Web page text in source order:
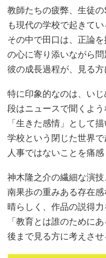
教師たちの疲弊、生徒
も現代の学校で起きてい
その中で田口は、正論
の心に寄り添いながら問
彼の成長過程が、見る方
特に印象的なのは、い
段はニュースで聞くよ
「生きた感情」として
学校という閉じた世界
人事ではないことを痛感
神木隆之介の繊細な演技
南果歩の重みある存在
晴らしく、作品の説得力
「教育とは誰のために
後まで見る方に考えさせ